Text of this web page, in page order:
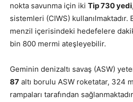
nokta savunma için iki Tip 730 yedi
sistemleri (CIWS)
menzil içerisindeki hedefelere
bin 800 mermi ateşleyebilir.
Geminin denizaltı savaş (ASW)
87 altı borulu ASW roketatar, 324
rampaları tarafından